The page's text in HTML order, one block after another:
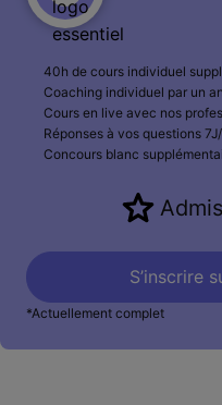
40h de cours individuel
Coaching individuel par un
Cours en live avec nos
Réponses à vos questions
Concours blanc
S’inscrire
*Actuellement complet